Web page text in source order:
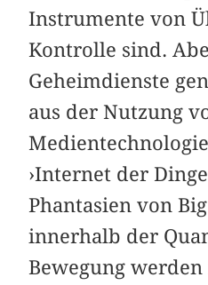
Instrumente von
Kontrolle sind.
Geheimdienste
aus der Nutzung
›Internet der
Phantasien von
innerhalb der
Bewegung